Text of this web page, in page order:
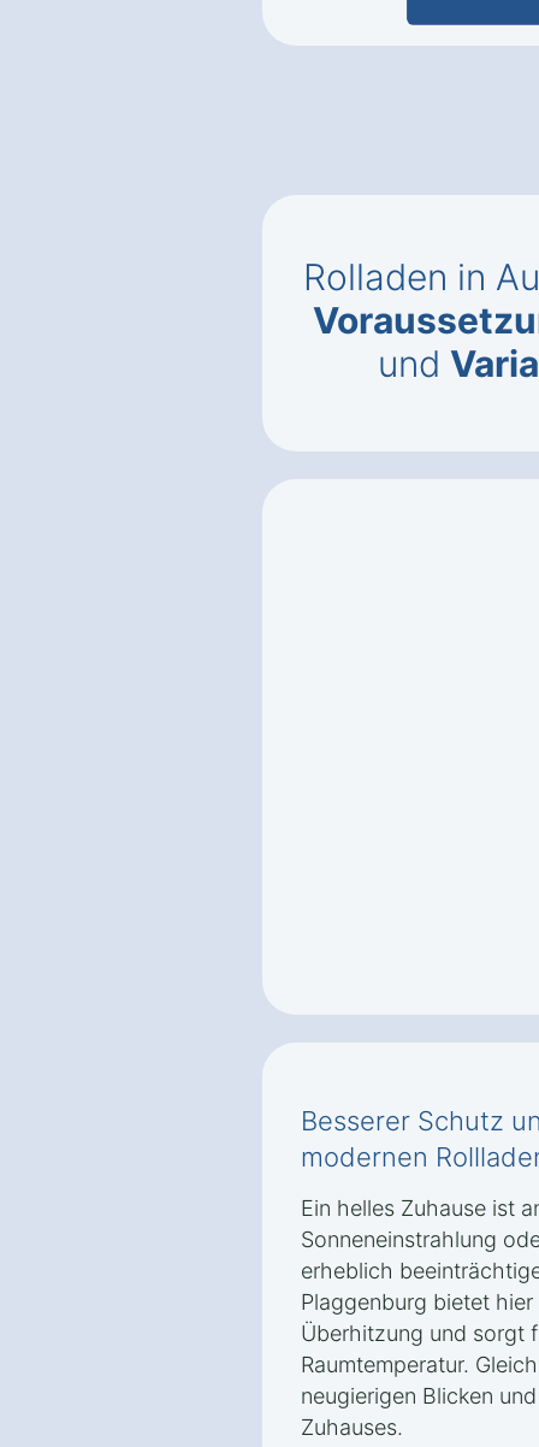
Rolladen in
und
Besserer Schutz
modernen
Ein helles Zuhause ist
Sonneneinstrahlung
erheblich
Plaggenburg bietet
Überhitzung und sorgt
Raumtemperatur.
neugierigen Blicken
Zuhauses.